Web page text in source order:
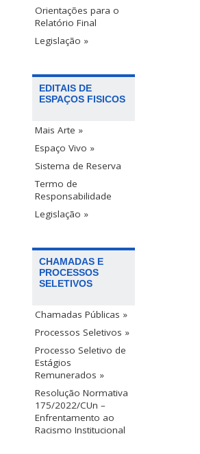
Orientações para o
Relatório Final
Legislação »
EDITAIS DE
ESPAÇOS FISICOS
Mais Arte »
Espaço Vivo »
Sistema de Reserva
Termo de
Responsabilidade
Legislação »
CHAMADAS E
PROCESSOS
SELETIVOS
Chamadas Públicas »
Processos Seletivos »
Processo Seletivo de
Estágios
Remunerados »
Resolução Normativa
175/2022/CUn –
Enfrentamento ao
Racismo Institucional